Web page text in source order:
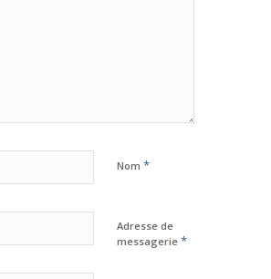
Nom *
Adresse de
messagerie *